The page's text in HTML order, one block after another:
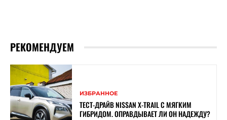
РЕКОМЕНДУЕМ
ИЗБРАННОЕ
ТЕСТ-ДРАЙВ NISSAN X-TRAIL С МЯГКИМ
ГИБРИДОМ. ОПРАВДЫВАЕТ ЛИ ОН НАДЕЖДУ?